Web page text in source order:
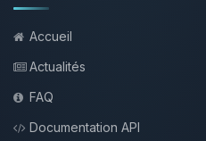
Accueil
Actualités
FAQ
Documentation API